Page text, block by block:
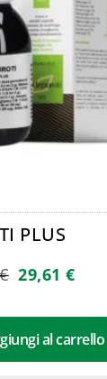
PLUS
€ 29,61€
al carrello